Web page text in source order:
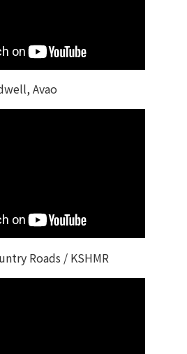
Avao
Roads / KSHMR